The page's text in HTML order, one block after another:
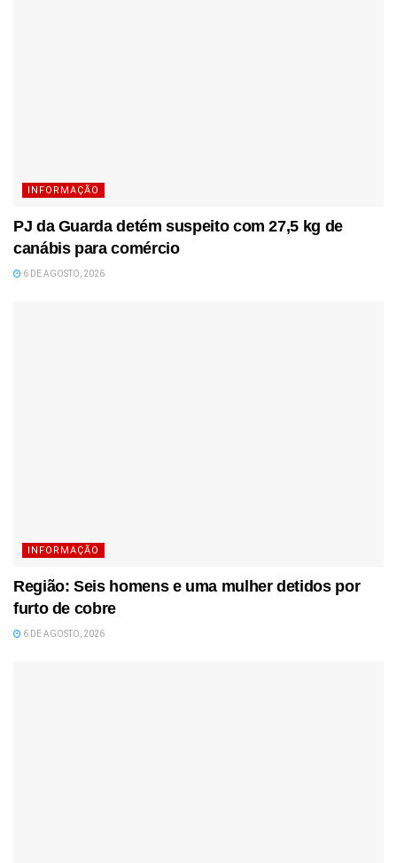
INFORMAÇÃO
PJ da Guarda detém suspeito com 27,5 kg de
canábis para comércio
6 DE AGOSTO, 2026
INFORMAÇÃO
Região: Seis homens e uma mulher detidos por
furto de cobre
6 DE AGOSTO, 2026